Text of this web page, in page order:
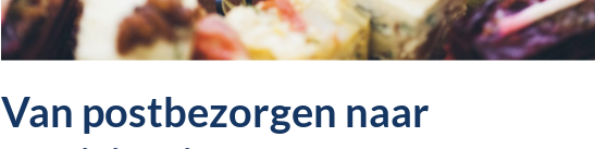
Van postbezorgen naar